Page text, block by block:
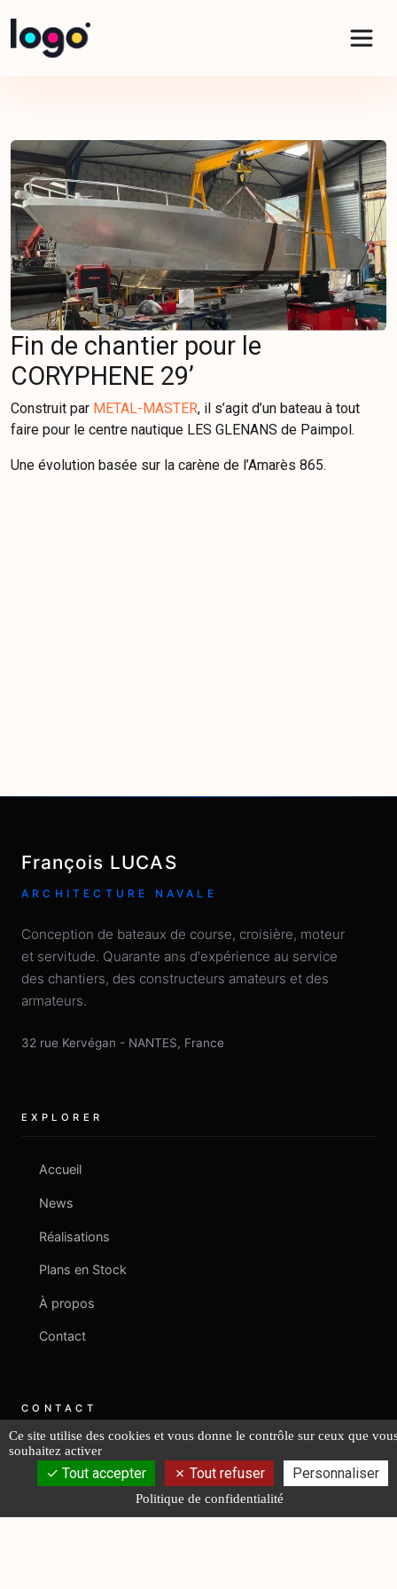
Fin de chantier pour le
CORYPHENE 29’
Construit par METAL-MASTER, il s’agit d’un bateau à tout
faire pour le centre nautique LES GLENANS de Paimpol.
Une évolution basée sur la carène de l’Amarès 865.
François LUCAS
ARCHITECTURE NAVALE
Conception de bateaux de course, croisière, moteur
et servitude. Quarante ans d'expérience au service
des chantiers, des constructeurs amateurs et des
armateurs.
32 rue Kervégan - NANTES, France
EXPLORER
Accueil
News
Réalisations
Plans en Stock
À propos
Contact
CONTACT
+33 2 40 08 06 43
contact@fr-lucas-yd.com
Ce site utilise des cookies et vous donne le contrôle sur ceux que
souhaitez activer
Tout accepter Tout refuser Personnaliser
Politique de confidentialité